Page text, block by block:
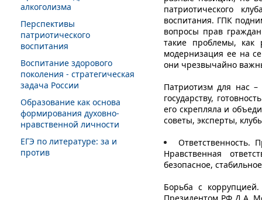
алкоголизма
Перспективы
патриотического
воспитания
Воспитание здорового
поколения - стратегическая
задача России
Образование как основа
формирования духовно-
нравственной личности
ЕГЭ по литературе: за и
против
патриотического
воспитания. ГПК
вопросы прав
такие проблемы, как
модернизация ее на
они чрезвычайно
Патриотизм для нас –
государству,
его скрепляла и
советы, эксперты,
Ответственность.
Нравственная
безопасное,
Борьба с